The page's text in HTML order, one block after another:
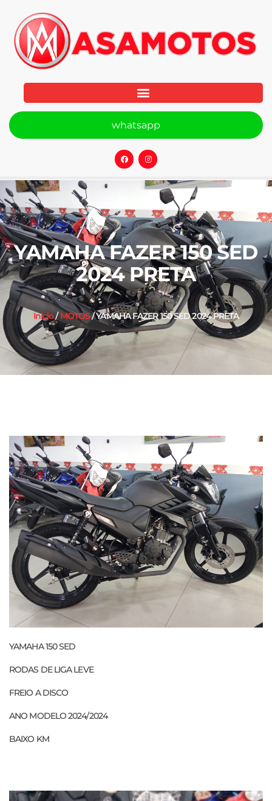
whatsapp
YAMAHA FAZER 150 SED
2024 PRETA
Início/MOTOS/ YAMAHA FAZER 150 SED 2024 PRETA
YAMAHA 150 SED
RODAS DE LIGA LEVE
FREIO A DISCO
ANO MODELO 2024/2024
BAIXO KM